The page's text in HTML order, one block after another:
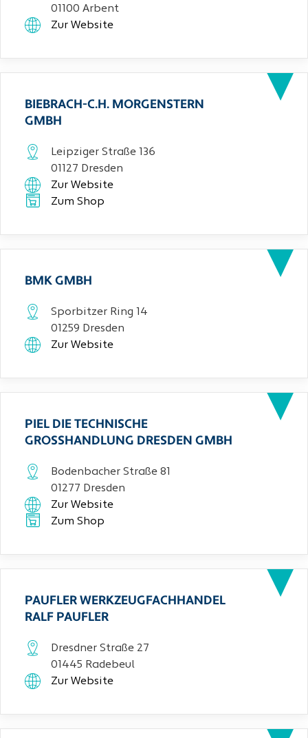
01100 Arbent
Zur Website
BIEBRACH-C.H. MORGENSTERN
GMBH
Leipziger Straße 136
01127 Dresden
Zur Website
Zum Shop
BMK GMBH
Sporbitzer Ring 14
01259 Dresden
Zur Website
PIEL DIE TECHNISCHE
GROSSHANDLUNG DRESDEN GMBH
Bodenbacher Straße 81
01277 Dresden
Zur Website
Zum Shop
PAUFLER WERKZEUGFACHHANDEL
RALF PAUFLER
Dresdner Straße 27
01445 Radebeul
Zur Website